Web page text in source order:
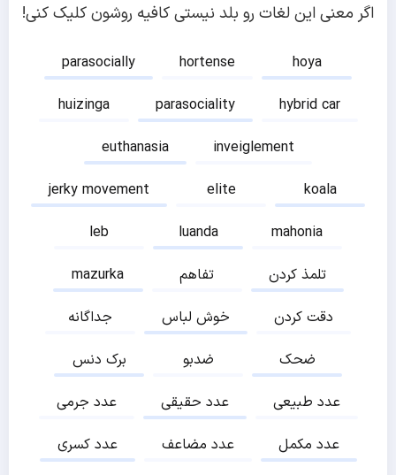
اگر معنی این لغات رو بلد نیستی کافیه روشون کلیک کنی!
parasocially hortense
hoya
huizinga
parasociality
hybrid car
euthanasia
inveiglement
jerky movement
elite
koala
leb
luanda
mahonia
mazurka
تفاهم
تلمذ کردن
جداگانه
خوش لباس
دقت کردن
برک دنس
ضدبو
ضحک
عدد جرمی
عدد حقیقی
عدد طبیعی
عدد کسری
عدد مضاعف
عدد مکمل